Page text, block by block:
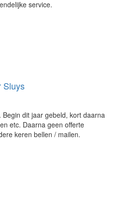
service.
Sluys
dit jaar gebeld, kort daarna
etc. Daarna geen offerte
keren bellen / mailen.